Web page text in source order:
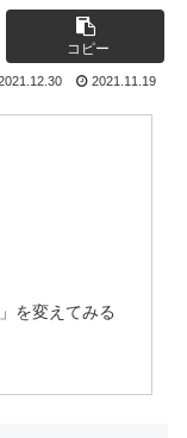
コピー
2021.11.19
を変えてみる